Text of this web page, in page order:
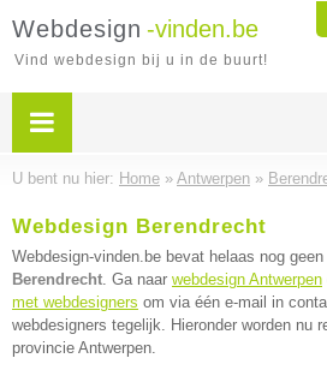
Webdesign -vinden.be
Vind webdesign bij u in de buurt!
U bent nu hier: Home » Antwerpen »
Webdesign Berendrecht
Webdesign-vinden.be bevat helaas nog geen
Berendrecht. Ga naar webdesign Antwerpen
met webdesigners om via één e-mail in
webdesigners tegelijk. Hieronder worden nu
provincie Antwerpen.